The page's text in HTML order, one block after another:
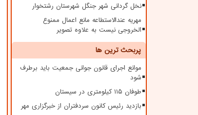
نخل گردانی شهر جنگل شهرستان رشتخوار
مهریه عندالاستطاعه مانع اعمال ممنوع
الخروجی نیست به علاوه تصویر
پربحث ترین ها
موانع اجرای قانون جوانی جمعیت باید برطرف
شود
طوفان ۱۱۵ کیلومتری در سیستان
بازدید رئیس کانون سردفتران از خبرگزاری مهر